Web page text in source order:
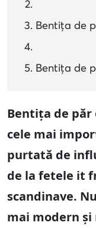
Bentița de
Bentița de
Bentița de
cele mai
purtată de
de la fetele it
scandinave.
mai modern și